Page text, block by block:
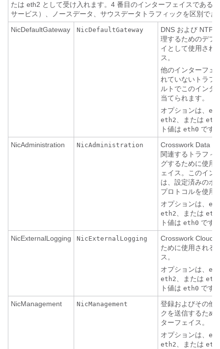
たは eth2 として受け入れます。4 番目のインターフェイスである
サービス）、ノースデータ、サウスデータトラフィックを区別でき
NicDefaultGateway
NicDefaultGateway
DNS および NTP
理するためのデフ
イとして使用され
ス。
他のインターフェ
れていないトラフ
ルトでこのインタ
当てられます。
オプションは、
eth2、または
ト値は eth0 です
NicAdministration
NicAdministration
Crosswork Data
関連するトラフィ
グするために使用
ェイス。このイン
は、設定済みのポ
プロトコルを使用
オプションは、
eth2、または
ト値は eth0 です
NicExternalLogging
NicExternalLogging
Crosswork Cloud
ために使用される
ス。
オプションは、
eth2、または
ト値は eth0 です
NicManagement
NicManagement
登録およびその他
クを送信するため
ターフェイス。
オプションは、
eth2、または